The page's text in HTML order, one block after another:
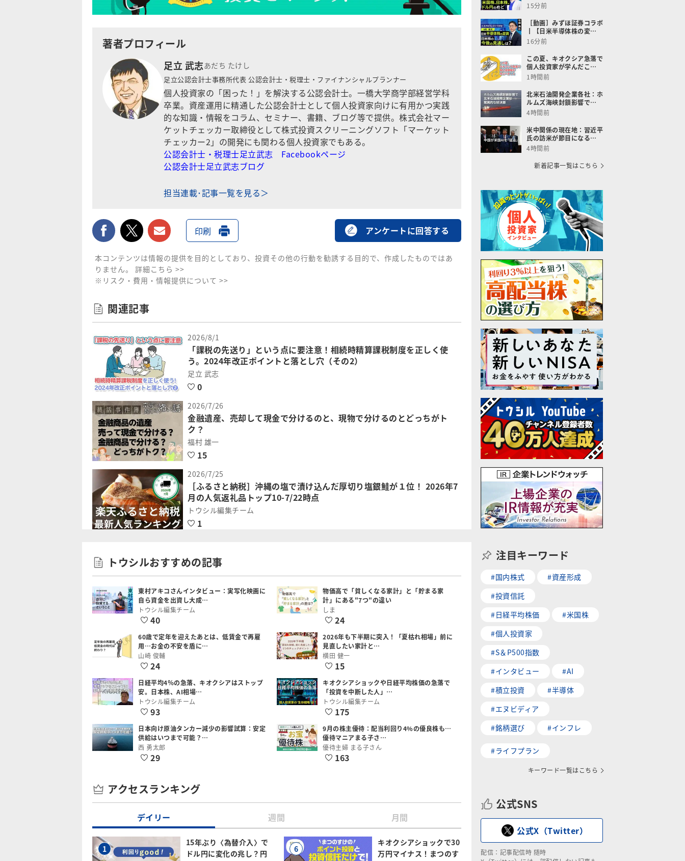
著者プロフィール
足立 武志あだち たけし
足立公認会計士事務所代表 公認会計士・税理士・ファイナンシャルプランナー
個人投資家の「困った！」を解決する公認会計士。一橋大学商学部経営学科
卒業。資産運用に精通した公認会計士として個人投資家向けに有用かつ実践
的な知識・情報をコラム、セミナー、書籍、ブログ等で提供。株式会社マー
ケットチェッカー取締役として株式投資スクリーニングソフト「マーケット
チェッカー2」の開発にも関わる個人投資家でもある。
公認会計士・税理士足立武志 Facebookページ
公認会計士足立武志ブログ
担当連載･記事一覧を見る＞
facebooktwitter メールで送る
印刷 アンケートに回答する
本コンテンツは情報の提供を目的としており、投資その他の行動を勧誘する目的で、作成したものではあ
りません。 詳細こちら >>
※リスク・費用・情報提供について >>
関連記事
2026/8/1
「課税の先送り」という点に要注意！相続時精算課税制度を正しく使
う。2024年改正ポイントと落とし穴（その2）
足立 武志
0
2026/7/26
金融遺産、売却して現金で分けるのと、現物で分けるのとどっちがト
ク？
福村 雄一
15
2026/7/25
［ふるさと納税］沖縄の塩で漬け込んだ厚切り塩銀鮭が１位！ 2026年7
月の人気返礼品トップ10-7/22時点
トウシル編集チーム
1
トウシルおすすめの記事
東村アキコさんインタビュー：実写化映画に
自ら資金を出資し大成…
トウシル編集チーム
40
物価高で「貧しくなる家計」と「貯まる家
計」にある"7つ"の違い
しま
24
60歳で定年を迎えたあとは、低賃金で再雇
用…お金の不安を盾に…
山崎 俊輔
24
2026年も下半期に突入！「夏枯れ相場」前に
見直したい家計と…
横田 健一
15
日経平均4％の急落、キオクシアはストップ
安。日本株、AI相場…
トウシル編集チーム
93
キオクシアショックや日経平均株価の急落で
「投資を中断した人」…
トウシル編集チーム
175
日本向け原油タンカー減少の影響試算：安定
供給はいつまで可能？…
西 勇太郎
29
9月の株主優待：配当利回り4%の優良株も…
優待マニアまる子さ…
優待主婦 まる子さん
163
アクセスランキング
デイリー 週間 月間
1
15年ぶり〈為替介入〉で
ドル円に変化の兆し？円
6
キオクシアショックで30
万円マイナス！まつのす
15分前
［動画］みずほ証券コラボ
┃【日米半導体株の変…
16分前
この夏、キオクシア急落で
個人投資家が学んだこ…
1時間前
北米石油開発企業各社：ホ
ルムズ海峡封鎖影響で…
4時間前
米中関係の現在地：習近平
氏の訪米が節目になる…
4時間前
新着記事一覧はこちら
注目キーワード
#国内株式
#資産形成
#投資信託
#日経平均株価
#米国株
#個人投資家
#S＆P500指数
#インタビュー
#AI
#積立投資
#半導体
#エヌビディア
#銘柄選び
#インフレ
#ライフプラン
キーワード一覧はこちら
公式SNS
公式X（Twitter）
配信：記事配信時 随時